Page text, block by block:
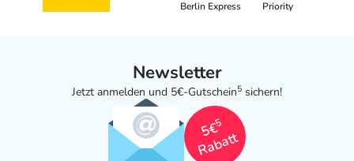
Adresse des Anbieters/Herstellers
Angaben gem. EU-Produktsicherheitsverordnung (GPSR)
Berlin Express
Priority
Newsletter
Jetzt anmelden und 5€-Gutschein5 sichern!
5€
5
Rabatt